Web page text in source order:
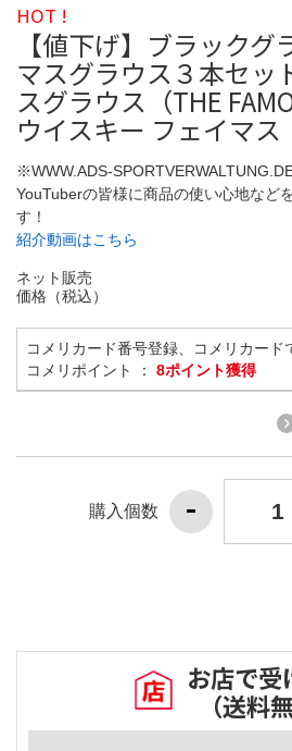
HOT !
【値下げ】ブラック
マスグラウス３本セッ
スグラウス（THE
ウイスキー フェイマス
※WWW.ADS-
YouTuberの皆様に商品の使い心地など
す！
紹介動画はこちら
ネット販売
価格（税込）
コメリカード番号登録、コメリカード
コメリポイント ： 8ポイント獲得
購入個数
お店で受
（送料